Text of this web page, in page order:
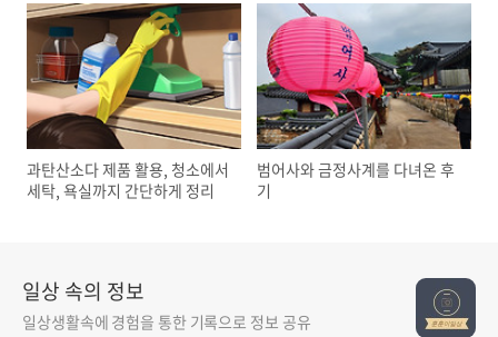
과탄산소다 제품 활용, 청소에서
세탁, 욕실까지 간단하게 정리
범어사와 금정사계를 다녀온 후
기
일상 속의 정보
일상생활속에 경험을 통한 기록으로 정보 공유